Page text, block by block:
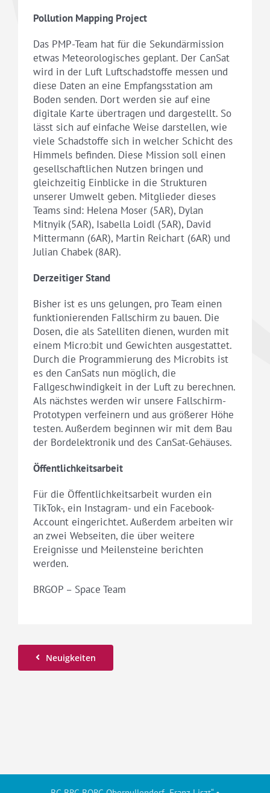
Pollution Mapping Project
Das PMP-Team hat für die Sekundärmission
etwas Meteorologisches geplant. Der CanSat
wird in der Luft Luftschadstoffe messen und
diese Daten an eine Empfangsstation am
Boden senden. Dort werden sie auf eine
digitale Karte übertragen und dargestellt. So
lässt sich auf einfache Weise darstellen, wie
viele Schadstoffe sich in welcher Schicht des
Himmels befinden. Diese Mission soll einen
gesellschaftlichen Nutzen bringen und
gleichzeitig Einblicke in die Strukturen
unserer Umwelt geben. Mitglieder dieses
Teams sind: Helena Moser (5AR), Dylan
Mitnyik (5AR), Isabella Loidl (5AR), David
Mittermann (6AR), Martin Reichart (6AR) und
Julian Chabek (8AR).
Derzeitiger Stand
Bisher ist es uns gelungen, pro Team einen
funktionierenden Fallschirm zu bauen. Die
Dosen, die als Satelliten dienen, wurden mit
einem Micro:bit und Gewichten ausgestattet.
Durch die Programmierung des Microbits ist
es den CanSats nun möglich, die
Fallgeschwindigkeit in der Luft zu berechnen.
Als nächstes werden wir unsere Fallschirm-
Prototypen verfeinern und aus größerer Höhe
testen. Außerdem beginnen wir mit dem Bau
der Bordelektronik und des CanSat-Gehäuses.
Öffentlichkeitsarbeit
Für die Öffentlichkeitsarbeit wurden ein
TikTok-, ein Instagram- und ein Facebook-
Account eingerichtet. Außerdem arbeiten wir
an zwei Webseiten, die über weitere
Ereignisse und Meilensteine berichten
werden.
BRGOP – Space Team
Neuigkeiten